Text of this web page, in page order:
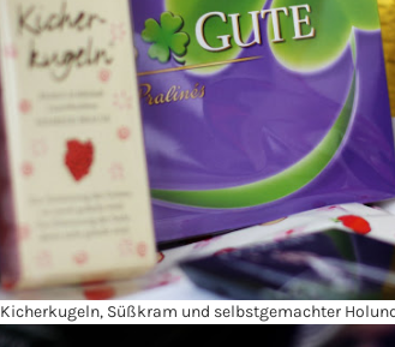
Kicherkugeln, Süßkram und selbstgemachter